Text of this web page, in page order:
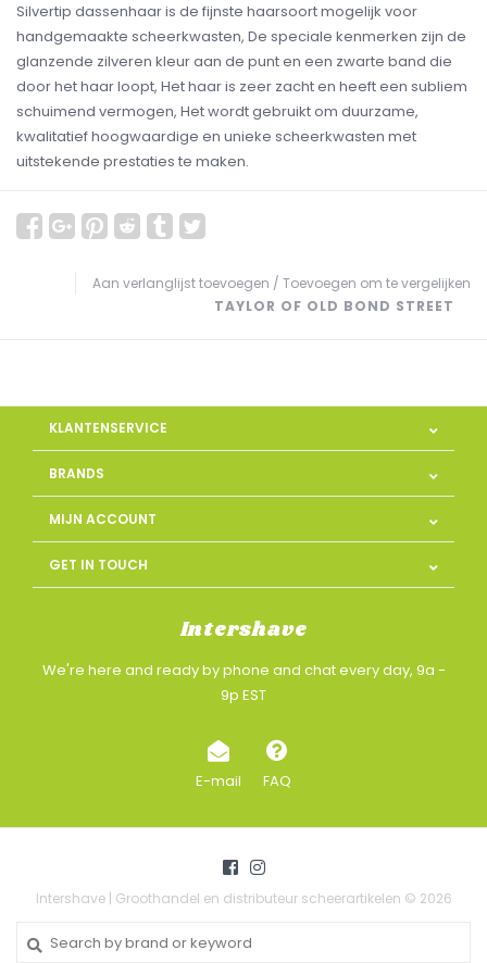
Silvertip dassenhaar is de fijnste haarsoort mogelijk voor
handgemaakte scheerkwasten, De speciale kenmerken zijn de
glanzende zilveren kleur aan de punt en een zwarte band die
door het haar loopt, Het haar is zeer zacht en heeft een subliem
schuimend vermogen, Het wordt gebruikt om duurzame,
kwalitatief hoogwaardige en unieke scheerkwasten met
uitstekende prestaties te maken.
Aan verlanglijst toevoegen / Toevoegen om te vergelijken
TAYLOR OF OLD BOND STREET
KLANTENSERVICE
BRANDS
MIJN ACCOUNT
GET IN TOUCH
Intershave
We're here and ready by phone and chat every day, 9a -
9p EST
E-mail FAQ
Intershave | Groothandel en distributeur scheerartikelen © 2026